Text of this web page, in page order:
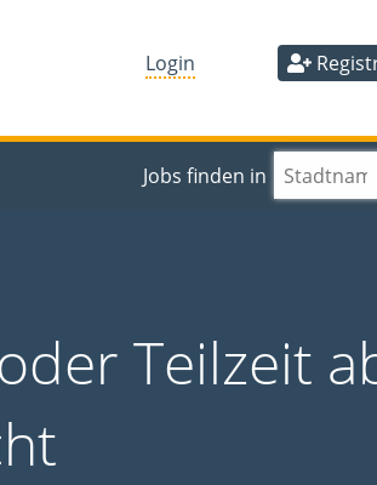
Login
Jobs finden in
Teilzeit